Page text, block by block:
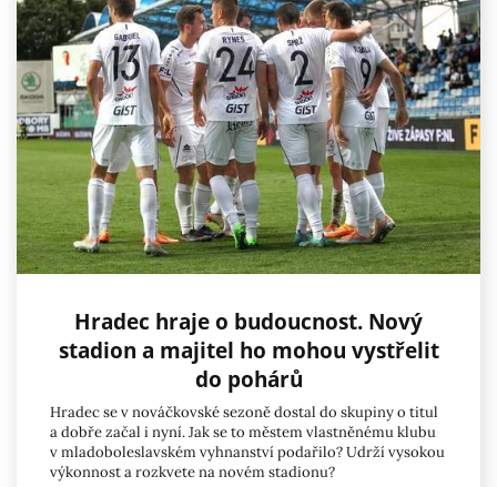
Hradec hraje o budoucnost. Nový
stadion a majitel ho mohou vystřelit
do pohárů
Hradec se v nováčkovské sezoně dostal do skupiny o titul
a dobře začal i nyní. Jak se to městem vlastněnému klubu
v mladoboleslavském vyhnanství podařilo? Udrží vysokou
výkonnost a rozkvete na novém stadionu?